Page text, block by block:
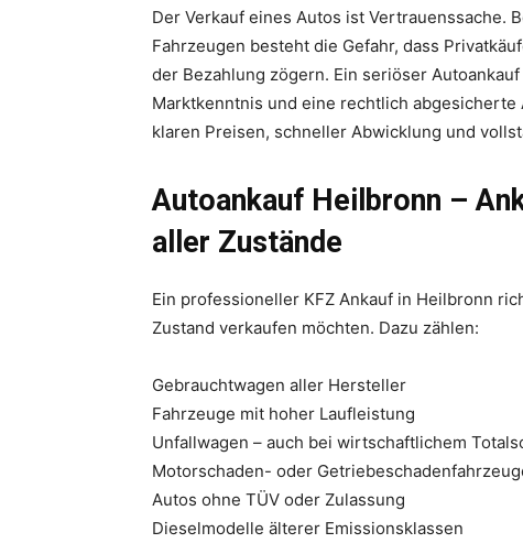
Der Verkauf eines Autos ist Vertrauenssache.
Fahrzeugen besteht die Gefahr, dass
der Bezahlung zögern. Ein seriöser
Marktkenntnis und eine rechtlich
klaren Preisen, schneller Abwicklung und
Autoankauf Heilbronn –
aller Zustände
Ein professioneller KFZ Ankauf in Heilbronn
Zustand verkaufen möchten. Dazu zählen:
Gebrauchtwagen aller Hersteller
Fahrzeuge mit hoher Laufleistung
Unfallwagen – auch bei wirtschaftlichem
Motorschaden- oder
Autos ohne TÜV oder Zulassung
Dieselmodelle älterer Emissionsklassen